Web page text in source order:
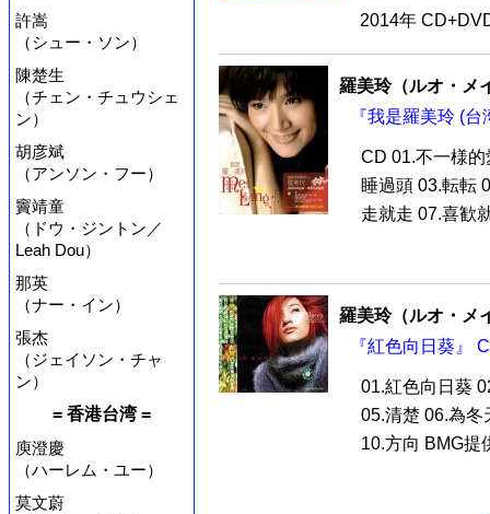
許嵩
（シュー・ソン）
陳楚生
（チェン・チュウシェ
ン）
胡彦斌
（アンソン・フー）
竇靖童
（ドウ・ジントン／
Leah Dou）
那英
（ナー・イン）
張杰
（ジェイソン・チャ
ン）
= 香港台湾 =
庾澄慶
（ハーレム・ユー）
莫文蔚
2014年
羅美玲（ルオ・メ
『我是羅美玲 (
CD 01.不一様
睡過頭 03.転転
走就走 07.喜歓
羅美玲（ルオ・メ
『紅色向日葵』
01.紅色向日葵
05.清楚 06.為冬
10.方向 BMG提